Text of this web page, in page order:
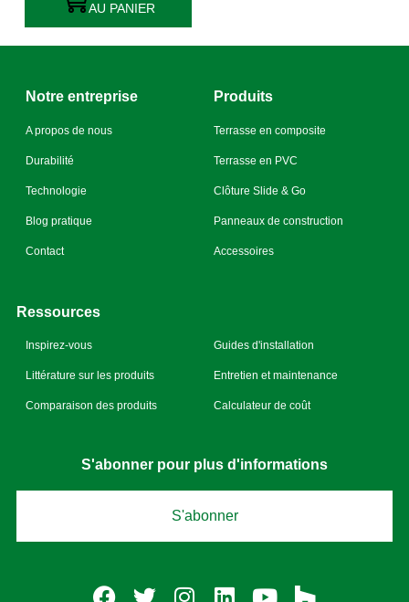
AU PANIER
Notre entreprise
A propos de nous
Durabilité
Technologie
Blog pratique
Contact
Produits
Terrasse en composite
Terrasse en PVC
Clôture Slide & Go
Panneaux de construction
Accessoires
Ressources
Inspirez-vous
Littérature sur les produits
Comparaison des produits
Guides d'installation
Entretien et maintenance
Calculateur de coût
S'abonner pour plus d'informations
S'abonner